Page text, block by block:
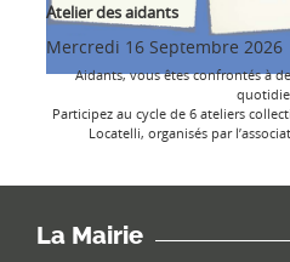
Atelier des aidants
Mercredi 16 Septembre 2026
Aidants, vous êtes confrontés à
Participez au cycle de 6 ateliers
Locatelli, organisés par
La Mairie